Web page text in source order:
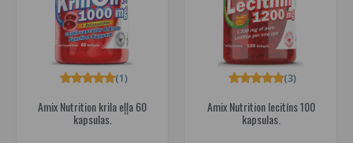
Amix Nutrition krila eļļa 60
kapsulas.
(1)
Amix Nutrition lecitīns 100
kapsulas.
(3)